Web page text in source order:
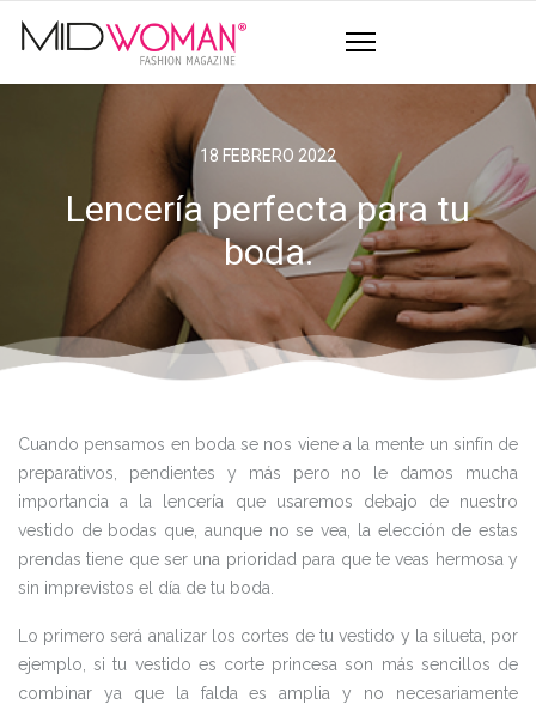
18 FEBRERO 2022
Lencería perfecta para tu
boda.
Cuando pensamos en boda se nos viene a la mente un sinfín de
preparativos, pendientes y más pero no le damos mucha
importancia a la lencería que usaremos debajo de nuestro
vestido de bodas que, aunque no se vea, la elección de estas
prendas tiene que ser una prioridad para que te veas hermosa y
sin imprevistos el día de tu boda.
Lo primero será analizar los cortes de tu vestido y la silueta, por
ejemplo, si tu vestido es corte princesa son más sencillos de
combinar ya que la falda es amplia y no necesariamente